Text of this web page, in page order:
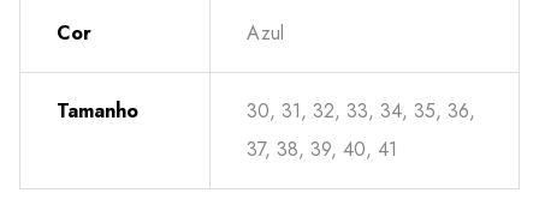
Cor Azul
Tamanho
30, 31, 32, 33, 34, 35, 36,
37, 38, 39, 40, 41